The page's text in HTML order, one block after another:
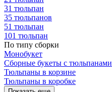
31 тюльпан
35 тюльпанов
51 тюльпан
101 тюльпан
По типу сборки
Монобукет
Сборные букеты с тюльпанами
Тюльпаны в корзине
Тюльпаны в коробке